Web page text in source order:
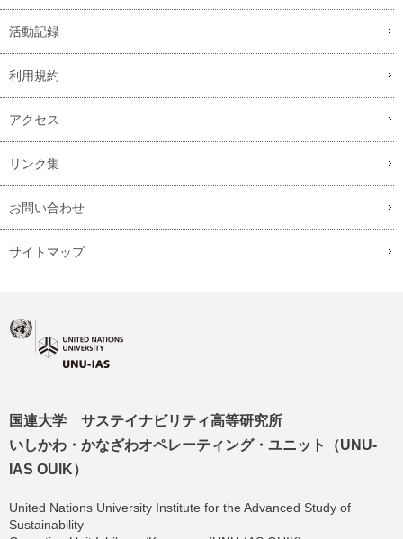
活動記録
利用規約
アクセス
リンク集
お問い合わせ
サイトマップ
国連大学 サステイナビリティ高等研究所
いしかわ・かなざわオペレーティング・ユニット（UNU-
IAS OUIK）
United Nations University Institute for the Advanced Study of
Sustainability